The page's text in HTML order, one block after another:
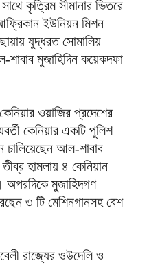
কৃত্রিম সীমানার ভিতরে
ইউনিয়ন মিশন
যুদ্ধরত সোমালিয়
শাবাব মুজাহিদিন কয়েকদফা
ওয়াজির প্রদেশের
কেনিয়ার একটি পুলিশ
চালিয়েছেন আল-শাবাব
হামলায় ৪ কেনিয়ান
অপরদিকে মুজাহিদগণ
৩ টি মেশিনগানসহ বেশ
রাজ্যের ওউদেলি ও